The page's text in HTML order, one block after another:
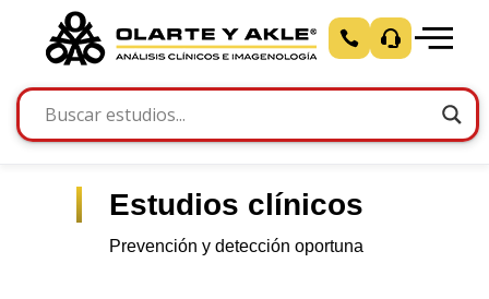
Estudios clínicos
Prevención y detección oportuna